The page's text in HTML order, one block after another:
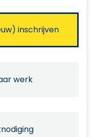
inschrijven
werk